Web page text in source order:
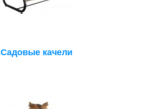
Садовые качели